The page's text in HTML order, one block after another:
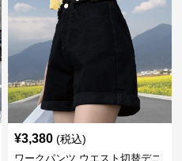
¥3,380 (税込)
ワークパンツ ウエスト切替デニ